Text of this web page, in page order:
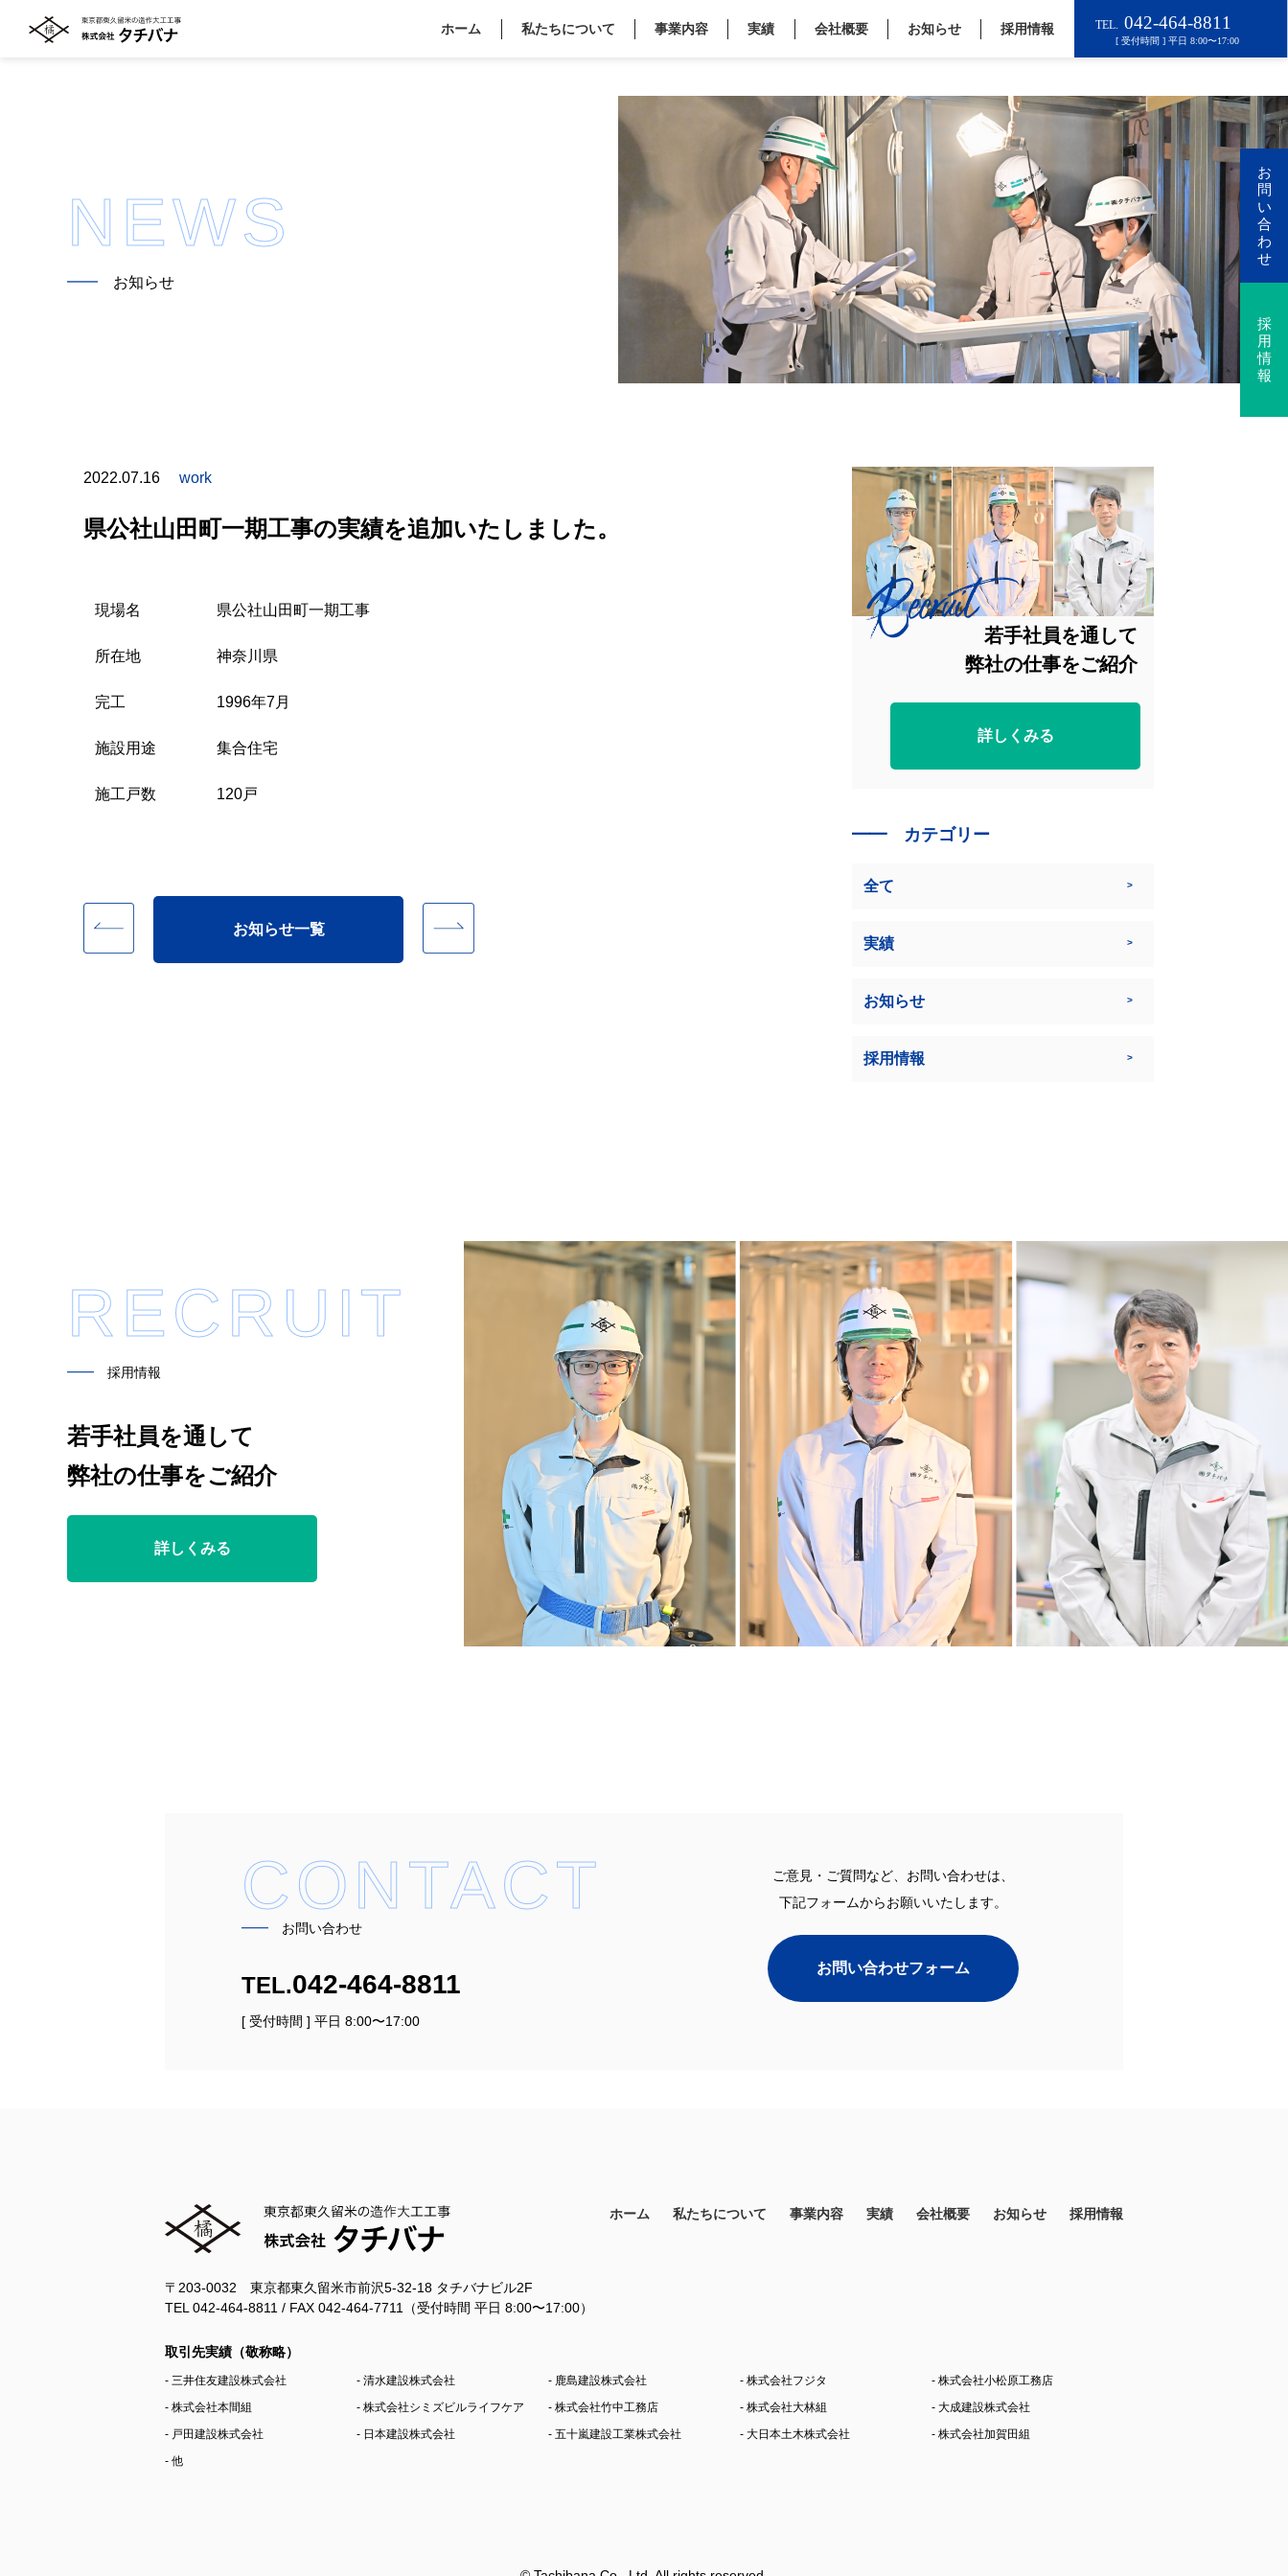
ホーム 私たちについて 事業内容 実績 会社概要 お知らせ 採用情報
お
問
い
合
わ
せ
採
用
情
報
NEWS
━━ お知らせ
2022.07.16 work
県公社山田町一期工事の実績を追加いたしました。
現場名 県公社山田町一期工事
所在地 神奈川県
完工 1996年7月
施設用途 集合住宅
施工戸数 120戸
お知らせ一覧
若手社員を通して
弊社の仕事をご紹介
詳しくみる
━━カテゴリー
全て
実績
お知らせ
採用情報
RECRUIT
━━ 採用情報
若手社員を通して
弊社の仕事をご紹介
詳しくみる
CONTACT
━━ お問い合わせ
TEL.042-464-8811
[ 受付時間 ] 平日 8:00〜17:00
ご意見・ご質問など、お問い合わせは、
下記フォームからお願いいたします。
お問い合わせフォーム
ホーム 私たちについて 事業内容 実績 会社概要 お知らせ 採用情報
〒203-0032 東京都東久留米市前沢5-32-18 タチバナビル2F
TEL 042-464-8811 / FAX 042-464-7711（受付時間 平日 8:00〜17:00）
取引先実績（敬称略）
- 三井住友建設株式会社 - 清水建設株式会社 - 鹿島建設株式会社 - 株式会社フジタ
- 株式会社小松原工務店
- 株式会社本間組
- 株式会社シミズビルライフケア - 株式会社竹中工務店 - 株式会社大林組
- 大成建設株式会社
- 戸田建設株式会社
- 日本建設株式会社 - 五十嵐建設工業株式会社 - 大日本土木株式会社
- 株式会社加賀田組
- 他